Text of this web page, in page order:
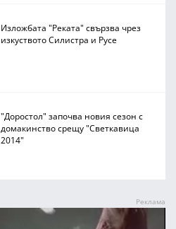
Изложбата "Реката" свързва чрез
изкуството Силистра и Русе
"Доростол" започва новия сезон с
домакинство срещу "Светкавица
2014"